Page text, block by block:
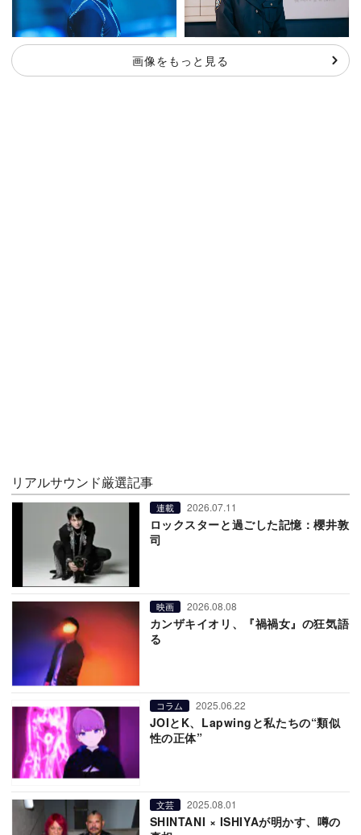
画像をもっと見る
リアルサウンド厳選記事
連載 2026.07.11
ロックスターと過ごした記憶：櫻井敦
司
映画 2026.08.08
カンザキイオリ、『禍禍女』の狂気語
る
コラム 2025.06.22
JOIとK、Lapwingと私たちの“類似
性の正体”
文芸 2025.08.01
SHINTANI × ISHIYAが明かす、噂の